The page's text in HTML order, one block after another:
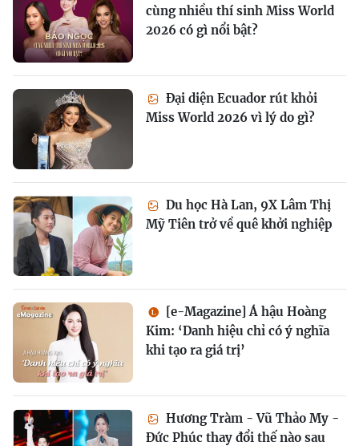
cùng nhiều thí sinh Miss World
2026 có gì nổi bật?
Đại diện Ecuador rút khỏi
Miss World 2026 vì lý do gì?
Du học Hà Lan, 9X Lâm Thị
Mỹ Tiên trở về quê khởi nghiệp
[e-Magazine] Á hậu Hoàng
Kim: ‘Danh hiệu chỉ có ý nghĩa
khi tạo ra giá trị’
Hương Tràm - Vũ Thảo My -
Đức Phúc thay đổi thế nào sau